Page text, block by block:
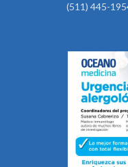
(511) 445-